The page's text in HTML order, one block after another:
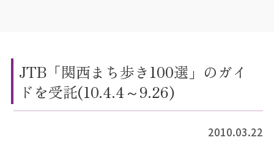
JTB「関西まち歩き100選」のガイ
ドを受託(10.4.4～9.26)
2010.03.22